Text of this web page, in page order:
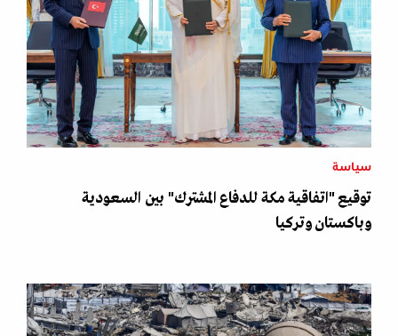
سياسة
توقيع "اتفاقية مكة للدفاع المشترك" بين السعودية
وباكستان وتركيا